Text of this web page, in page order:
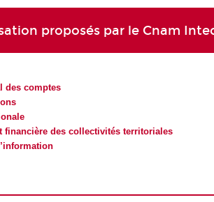
proposés par le Cnam
des comptes
financière des collectivités territoriales